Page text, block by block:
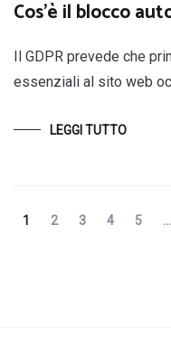
Cos’è il blocco
Il GDPR prevede che
essenziali al sito web
LEGGI TUTTO
Navigazione
Pagina
1 Pagina
2 Pagina
3 Pagina
4 Pagina
5 …